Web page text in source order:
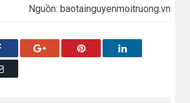
Nguồn: baotainguyenmoitruong.vn
Facebook Google+ Pinterest LinkedIn
Email